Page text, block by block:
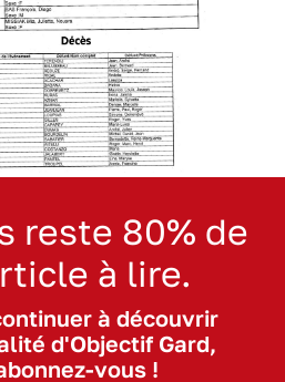
reste 80% de
à lire.
à découvrir
d'Objectif Gard,
vous !